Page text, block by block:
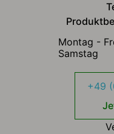
Montag -
Samstag
+49